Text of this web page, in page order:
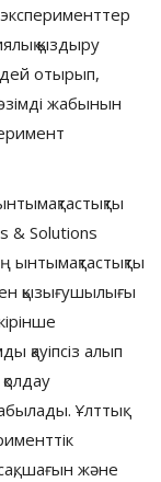
қыздыру
отырып,
жабынын
& Solutions
қызығушылығы
қауіпсіз алып
Ұлттық
шағын және